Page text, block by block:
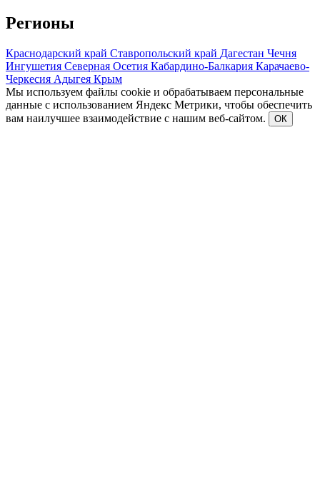
Регионы
Краснодарский край Ставропольский край Дагестан Чечня
Ингушетия Северная Осетия Кабардино-Балкария Карачаево-
Черкесия Адыгея Крым
Мы используем файлы cookie и обрабатываем персональные
данные с использованием Яндекс Метрики, чтобы обеспечить
вам наилучшее взаимодействие с нашим веб-сайтом.
ОК